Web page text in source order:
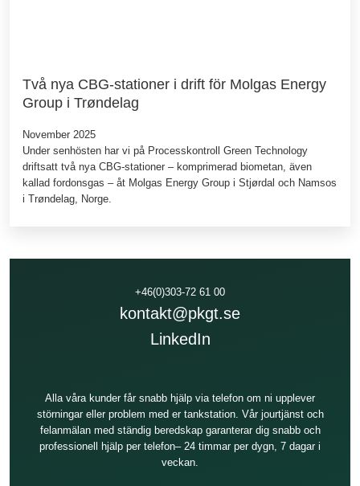
Två nya CBG-stationer i drift för Molgas Energy
Group i Trøndelag
November 2025
Under senhösten har vi på Processkontroll Green Technology
driftsatt två nya CBG‑stationer – komprimerad biometan, även
kallad fordonsgas – åt Molgas Energy Group i Stjørdal och Namsos
i Trøndelag, Norge.
+46(0)303-72 61 00
kontakt@pkgt.se
LinkedIn
Alla våra kunder får snabb hjälp via telefon om ni upplever
störningar eller problem med er tankstation. Vår jourtjänst och
felanmälan med ständig beredskap garanterar dig snabb och
professionell hjälp per telefon– 24 timmar per dygn, 7 dagar i
veckan.